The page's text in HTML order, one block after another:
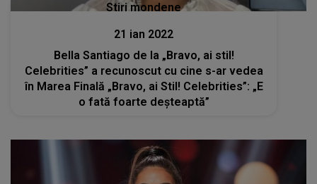
Stiri mondene
21 ian 2022
Bella Santiago de la „Bravo, ai stil!
Celebrities” a recunoscut cu cine s-ar vedea
în Marea Finală „Bravo, ai Stil! Celebrities”: „E
o fată foarte deșteaptă”